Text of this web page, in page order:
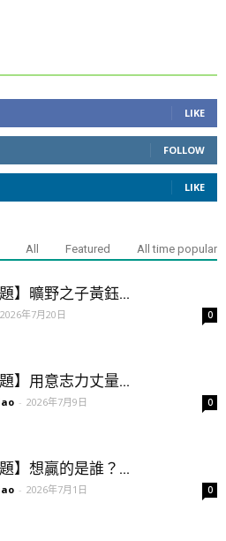
LIKE
FOLLOW
LIKE
All Featured All time popular
】曠野之子黃鈺...
2026年7月20日 0
】用意志力丈量...
- 2026年7月9日 0
】想贏的是誰？...
- 2026年7月1日 0